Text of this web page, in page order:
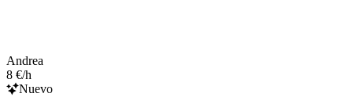
Andrea
8 €/h
Nuevo